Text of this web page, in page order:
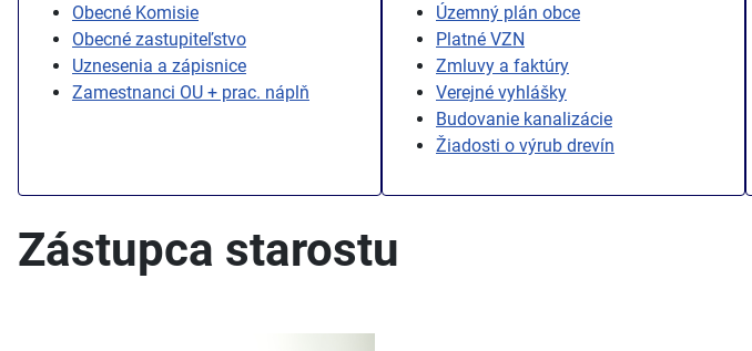
Obecné Komisie
Obecné zastupiteľstvo
Uznesenia a zápisnice
Zamestnanci OU + prac. náplň
Územný plán obce
Platné VZN
Zmluvy a faktúry
Verejné vyhlášky
Budovanie kanalizácie
Žiadosti o výrub drevín
Zástupca starostu